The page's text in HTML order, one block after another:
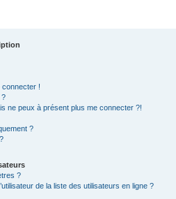
!
?
ne peux à présent plus me connecter ?!
?
?
de la liste des utilisateurs en ligne ?